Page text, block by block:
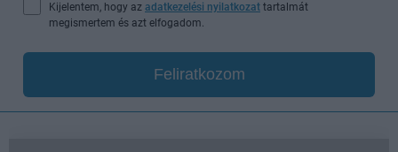
Kijelentem, hogy az adatkezelési nyilatkozat tartalmát
megismertem és azt elfogadom.
Feliratkozom